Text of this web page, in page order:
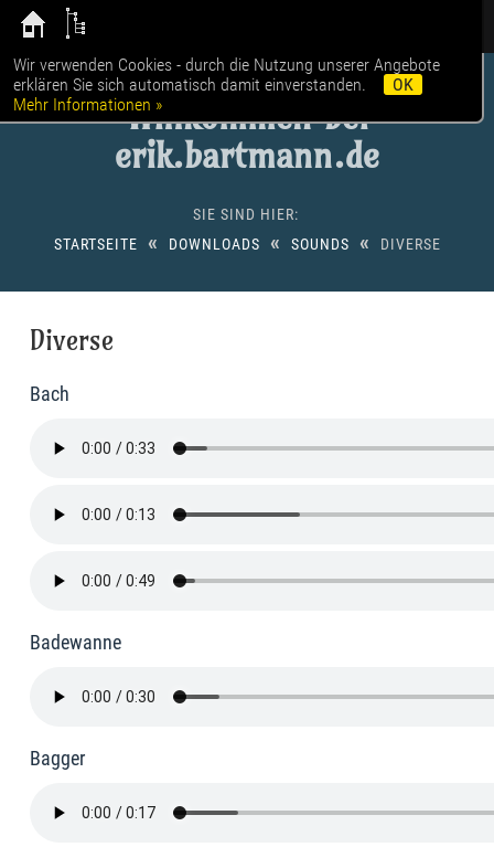
Willkommen bei
erik.bartmann.de
SIE SIND HIER:
STARTSEITE
« DOWNLOADS « SOUNDS « DIVERSE
Diverse
Bach
Badewanne
Bagger
Wir verwenden Cookies - durch die Nutzung unserer Angebote
erklären Sie sich automatisch damit einverstanden.
OK
Mehr Informationen »